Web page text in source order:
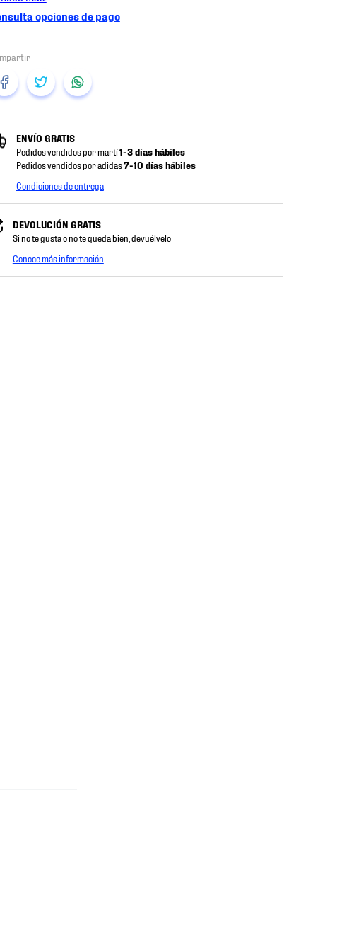
opciones de pago
ENVÍO GRATIS
Pedidos vendidos por martí1-3 días hábiles
Pedidos vendidos por adidas7-10 días hábiles
Condiciones de entrega
DEVOLUCIÓN GRATIS
Si no te gusta o no te queda bien, devuélvelo
Conoce más información